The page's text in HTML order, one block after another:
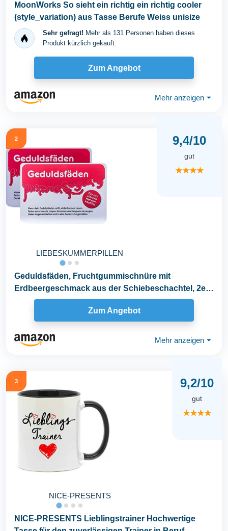
MoonWorks So sieht ein richtig ein richtig cooler
(style_variation) aus Tasse Berufe Weiss unisize
Sehr gefragt! Mehr als 131 Personen haben dieses
Produkt kürzlich gekauft.
Zum Angebot
Mehr anzeigen ⏷
2
LIEBESKUMMERPILLEN
9,4/10
gut
★★★★
Geduldsfäden, Fruchtgummischnüre mit
Erdbeergeschmack aus der Schiebeschachtel, 2er
Pack (48g...
Zum Angebot
Mehr anzeigen ⏷
3
NICE-PRESENTS
9,2/10
gut
★★★★
NICE-PRESENTS Lieblingstrainer Hochwertige